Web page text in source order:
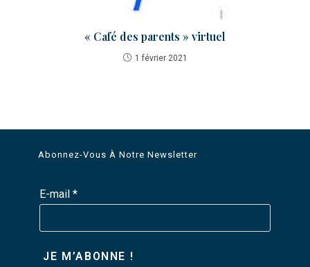
« Café des parents » virtuel
1 février 2021
Abonnez-Vous À Notre Newsletter
E-mail*